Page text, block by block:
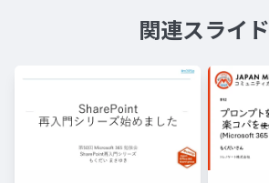
関連スライド